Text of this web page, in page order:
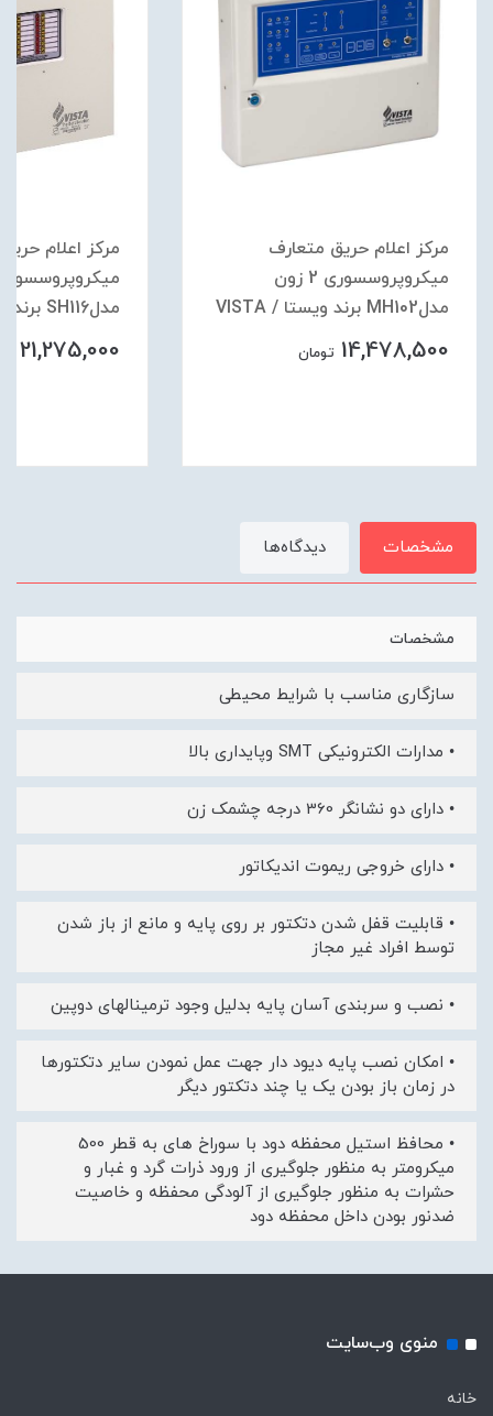
مرکز اعلام حریق متعارف
میکروپروسسوری 2 زون
مدلMH102 برند ویستا / VISTA
14,478,500 تومان
مرکز اعلام
مدلSH116 برند ویستا / VISTA
21,275,000
مشخصات دیدگاه‌ها
مشخصات
سازگاری مناسب با شرایط محیطی
• مدارات الکترونیکی SMT وپایداری بالا
• دارای دو نشانگر 360 درجه چشمک زن
• دارای خروجی ریموت اندیکاتور
• قابلیت قفل شدن دتکتور بر روی پایه و مانع از باز شدن
توسط افراد غیر مجاز
• نصب و سربندی آسان پایه بدلیل وجود ترمینالهای دوپین
• امکان نصب پایه دیود دار جهت عمل نمودن سایر دتکتورها
در زمان باز بودن یک یا چند دتکتور دیگر
• محافظ استیل محفظه دود با سوراخ های به قطر 500
میکرومتر به منظور جلوگیری از ورود ذرات گرد و غبار و
حشرات به منظور جلوگیری از آلودگی محفظه و خاصیت
ضدنور بودن داخل محفظه دود
منوی وب‌سایت
خانه